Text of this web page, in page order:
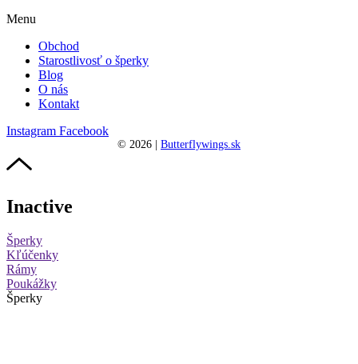
Menu
Obchod
Starostlivosť o šperky
Blog
O nás
Kontakt
Instagram Facebook
© 2026 Butterflywings.sk
Inactive
Šperky
Kľúčenky
Rámy
Poukážky
Šperky